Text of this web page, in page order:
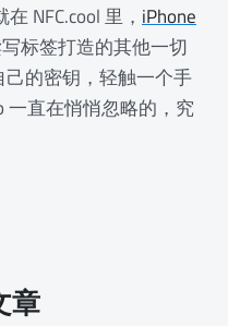
NFC.cool 里， iPhone
标签打造的其他一切
的密钥，轻触一个手
一直在悄悄忽略的，究
章